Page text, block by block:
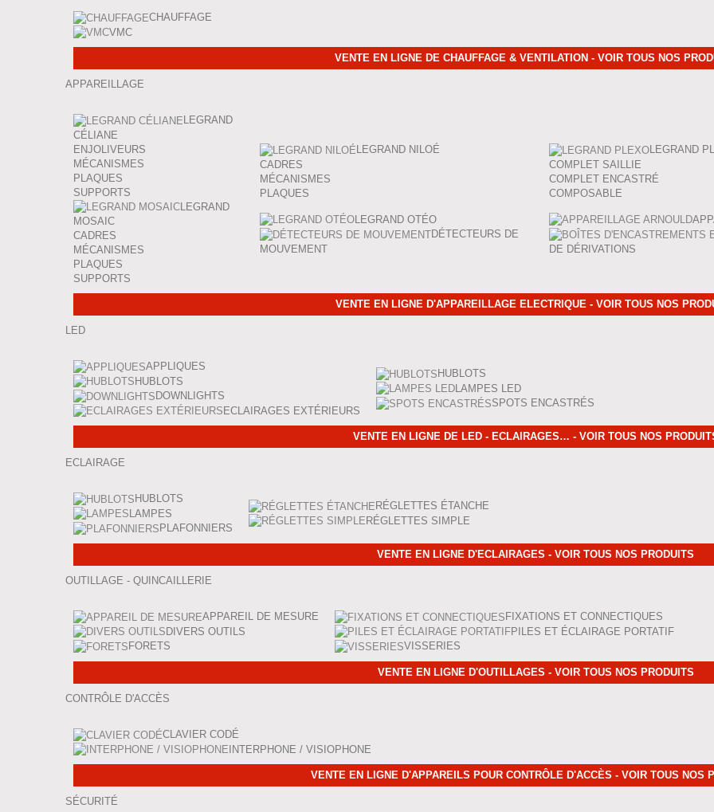
CHAUFFAGE
VMC
VENTE EN LIGNE DE CHAUFFAGE & VENTILATION - VOIR TOUS NOS
APPAREILLAGE
LEGRAND
CÉLIANE
ENJOLIVEURS
MÉCANISMES
PLAQUES
SUPPORTS
LEGRAND
MOSAIC
CADRES
MÉCANISMES
PLAQUES
SUPPORTS
LEGRAND NILOÉ
CADRES
MÉCANISMES
PLAQUES
LEGRAND OTÉO
DÉTECTEURS DE
MOUVEMENT
LEGRAND
COMPLET SAILLIE
COMPLET ENCASTRÉ
COMPOSABLE
DE DÉRIVATIONS
VENTE EN LIGNE D'APPAREILLAGE ELECTRIQUE - VOIR TOUS NOS
LED
APPLIQUES
HUBLOTS
DOWNLIGHTS
ECLAIRAGES EXTÉRIEURS
HUBLOTS
LAMPES LED
SPOTS ENCASTRÉS
VENTE EN LIGNE DE LED - ECLAIRAGES… - VOIR TOUS NOS
ECLAIRAGE
HUBLOTS
LAMPES
PLAFONNIERS
RÉGLETTES ÉTANCHE
RÉGLETTES SIMPLE
VENTE EN LIGNE D'ECLAIRAGES - VOIR TOUS NOS PRODUITS
OUTILLAGE - QUINCAILLERIE
APPAREIL DE MESURE
DIVERS OUTILS
FORETS
FIXATIONS ET CONNECTIQUES
PILES ET ÉCLAIRAGE PORTATIF
VISSERIES
VENTE EN LIGNE D'OUTILLAGES - VOIR TOUS NOS PRODUITS
CONTRÔLE D'ACCÈS
CLAVIER CODÉ
INTERPHONE / VISIOPHONE
VENTE EN LIGNE D'APPAREILS POUR CONTRÔLE D'ACCÈS - VOIR TOUS NOS
SÉCURITÉ